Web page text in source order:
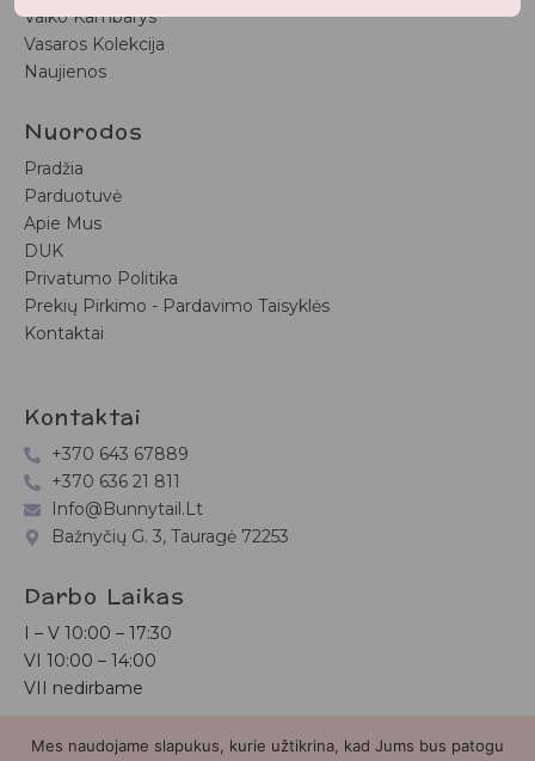
Vaiko Kambarys
Vasaros Kolekcija
Naujienos
Nuorodos
Pradžia
Parduotuvė
Apie Mus
DUK
Privatumo Politika
Prekių Pirkimo - Pardavimo Taisyklės
Kontaktai
Kontaktai
+370 643 67889
+370 636 21 811
Info@bunnytail.lt
Bažnyčių G. 3, Tauragė 72253
Darbo Laikas
I – V 10:00 – 17:30
VI 10:00 – 14:00
VII nedirbame
Mes naudojame slapukus, kurie užtikrina, kad Jums bus patogu